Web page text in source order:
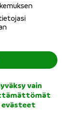
vain
evästeet
mikäli olet
on kiinteää
on, että
oleva